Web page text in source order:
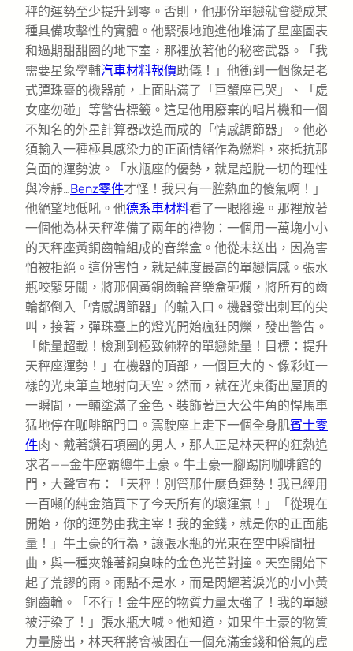
秤的運勢至少提升到零。否則，他那份單戀就會變成某
種具備攻擊性的實體。他緊張地跑進他堆滿了星座圖表
和過期甜甜圈的地下室，那裡放著他的秘密武器。「我
需要星象學輔汽車材料報價助儀！」他衝到一個像是老
式彈珠臺的機器前，上面貼滿了「巨蟹座已哭」、「處
女座勿碰」等警告標籤。這是他用廢棄的唱片機和一個
不知名的外星計算器改造而成的「情感調節器」。他必
須輸入一種極具感染力的正面情緒作為燃料，來抵抗那
負面的運勢波。「水瓶座的優勢，就是超脫一切的理性
與冷靜…Benz零件才怪！我只有一腔熱血的傻氣啊！」
他絕望地低吼。他德系車材料看了一眼腳邊。那裡放著
一個他為林天秤準備了兩年的禮物：一個用一萬塊小小
的天秤座黃銅齒輪組成的音樂盒。他從未送出，因為害
怕被拒絕。這份害怕，就是純度最高的單戀情感。張水
瓶咬緊牙關，將那個黃銅齒輪音樂盒砸爛，將所有的齒
輪都倒入「情感調節器」的輸入口。機器發出刺耳的尖
叫，接著，彈珠臺上的燈光開始瘋狂閃爍，發出警告。
「能量超載！檢測到極致純粹的單戀能量！目標：提升
天秤座運勢！」在機器的頂部，一個巨大的、像彩虹一
樣的光束筆直地射向天空。然而，就在光束衝出屋頂的
一瞬間，一輛塗滿了金色、裝飾著巨大公牛角的悍馬車
猛地停在咖啡館門口。駕駛座上走下一個全身肌賓士零
件肉、戴著鑽石項圈的男人，那人正是林天秤的狂熱追
求者——金牛座霸總牛土豪。牛土豪一腳踢開咖啡館的
門，大聲宣布：「天秤！別管那什麼負運勢！我已經用
一百噸的純金箔買下了今天所有的壞運氣！」「從現在
開始，你的運勢由我主宰！我的金錢，就是你的正面能
量！」牛土豪的行為，讓張水瓶的光束在空中瞬間扭
曲，與一種夾雜著銅臭味的金色光芒對撞。天空開始下
起了荒謬的雨。雨點不是水，而是閃耀著淚光的小小黃
銅齒輪。「不行！金牛座的物質力量太強了！我的單戀
被汙染了！」張水瓶大喊。他知道，如果牛土豪的物質
力量勝出，林天秤將會被困在一個充滿金錢和俗氣的虛